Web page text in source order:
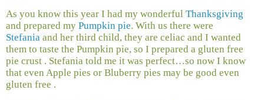
As you know this year I had my wonderful Thanksgiving
and prepared my Pumpkin pie. With us there were
Stefania and her third child, they are celiac and I wanted
them to taste the Pumpkin pie, so I prepared a gluten free
pie crust . Stefania told me it was perfect…so now I know
that even Apple pies or Bluberry pies may be good even
gluten free .